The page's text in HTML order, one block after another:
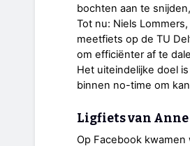
bochten aan te
Tot nu: Niels
meetfiets op de TU
om efficiënter af te
Het uiteindelijke doel
binnen no-time om
Ligfiets van Anne
Op Facebook kwamen